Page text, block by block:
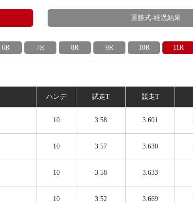
重勝式-経過結果
6R 7R 8R 9R 10R 11R
ハンデ 試走T 競走T
10 3.58 3.601
10 3.57 3.630
10 3.58 3.633
10 3.52 3.669